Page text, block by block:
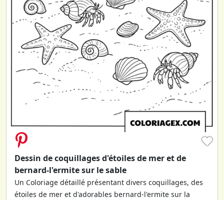
♥
Dessin de coquillages d'étoiles de mer et de
bernard-l'ermite sur le sable
Un Coloriage détaillé présentant divers coquillages, des
étoiles de mer et d'adorables bernard-l'ermite sur la